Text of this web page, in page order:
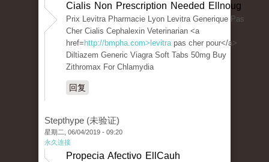
Cialis Non Prescription Needed Ellnoug
Prix Levitra Pharmacie Lyon Levitra Generique Pas
Cher Cialis Cephalexin Veterinarian <a
href= http://bmpha.com>levitrapas cher pour</a>
Diltiazem Generic Viagra Soft Tabs 50mg Buy
Zithromax For Chlamydia
回复
Stepthype (未验证)
星期二, 06/04/2019 - 09:20
永久连接
Propecia Afectivo EllCauh